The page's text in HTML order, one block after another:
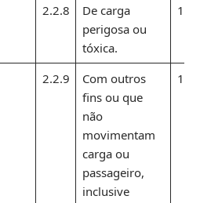
2.2.8
De carga
perigosa ou
tóxica.
2.2.9
Com outros
fins ou que
não
movimentam
carga ou
passageiro,
inclusive